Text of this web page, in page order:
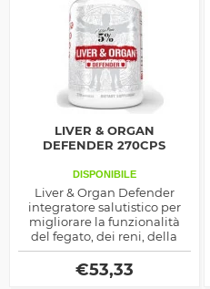
LIVER & ORGAN
DEFENDER 270CPS
DISPONIBILE
Liver & Organ Defender
integratore salutistico per
migliorare la funzionalità
del fegato, dei reni, della
pelle e della prostata,
realizzato solo con
ingredienti naturali
€53,33